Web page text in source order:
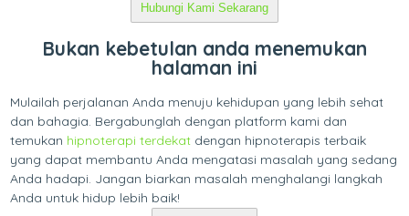
Hubungi Kami Sekarang
Bukan kebetulan anda menemukan
halaman ini
Mulailah perjalanan Anda menuju kehidupan yang lebih sehat
dan bahagia. Bergabunglah dengan platform kami dan
temukan hipnoterapi terdekat dengan hipnoterapis terbaik
yang dapat membantu Anda mengatasi masalah yang sedang
Anda hadapi. Jangan biarkan masalah menghalangi langkah
Anda untuk hidup lebih baik!